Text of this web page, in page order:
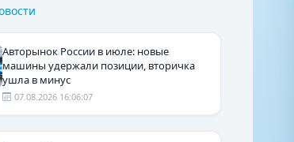
Авторынок России в июле: новые
машины удержали позиции, вторичка
ушла в минус
07.08.2026 16:06:07